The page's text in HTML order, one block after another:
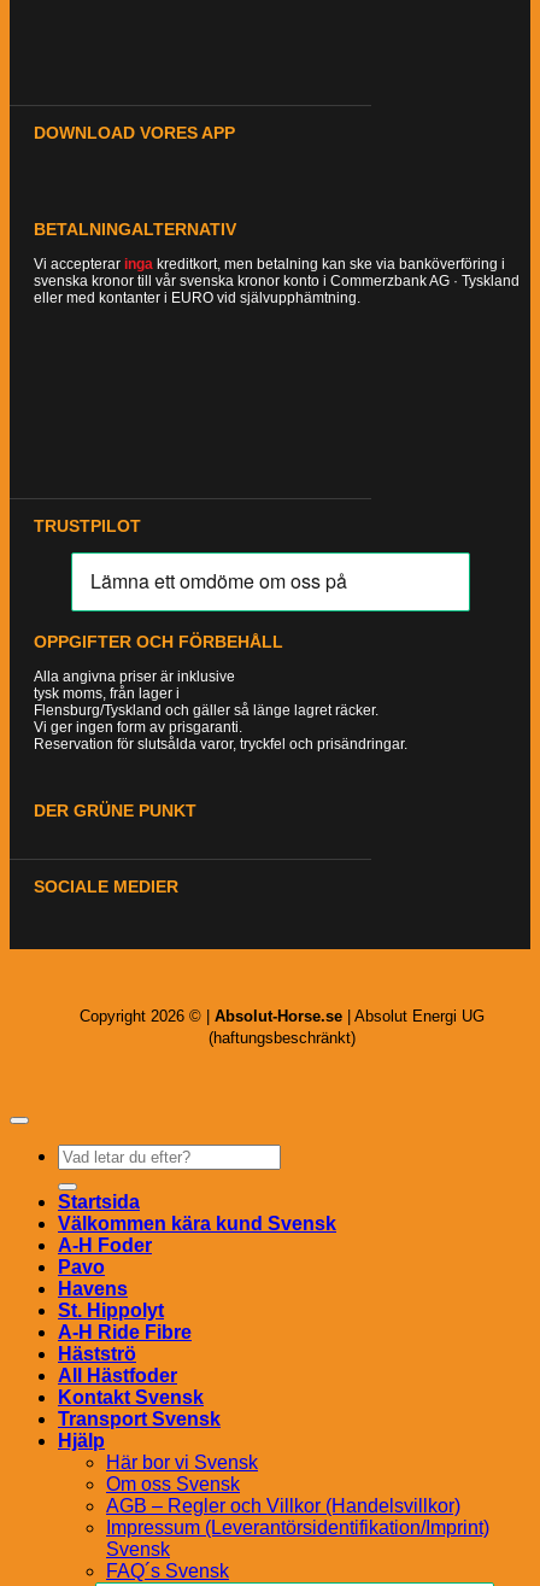
DOWNLOAD VORES APP
BETALNINGALTERNATIV
Vi accepterar inga kreditkort, men betalning kan ske via banköverföring i
svenska kronor till vår svenska kronor konto i Commerzbank AG · Tyskland
eller med kontanter i EURO vid självupphämtning.
TRUSTPILOT
OPPGIFTER OCH FÖRBEHÅLL
Alla angivna priser är inklusive
tysk moms, från lager i
Flensburg/Tyskland och gäller så länge lagret räcker.
Vi ger ingen form av prisgaranti.
Reservation för slutsålda varor, tryckfel och prisändringar.
DER GRÜNE PUNKT
SOCIALE MEDIER
Copyright 2026 © | Absolut-Horse.se | Absolut Energi UG
(haftungsbeschränkt)
Sök
efter:
Startsida
Välkommen kära kund Svensk
A-H Foder
Pavo
Havens
St. Hippolyt
A-H Ride Fibre
Hästströ
All Hästfoder
Kontakt Svensk
Transport Svensk
Hjälp
Här bor vi Svensk
Om oss Svensk
AGB – Regler och Villkor (Handelsvillkor)
Impressum (Leverantörsidentifikation/Imprint)
Svensk
FAQ´s Svensk